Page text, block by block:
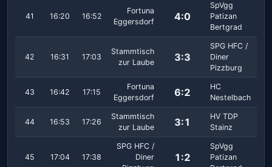
41 16:20 16:52
Fortuna
Eggersdorf
4:0
SpVgg
Patizan
Bertgrad
42 16:31 17:03
Stammtisch
zur Laube
3:3
SPG HFC /
Diner
Pizzburg
43 16:42 17:15
Fortuna
Eggersdorf
6:2
HC
Nestelbach
44 16:53 17:26
Stammtisch
zur Laube
3:1
HV TDP
Stainz
45 17:04 17:38
SPG HFC /
Diner
1:2
SpVgg
Patizan